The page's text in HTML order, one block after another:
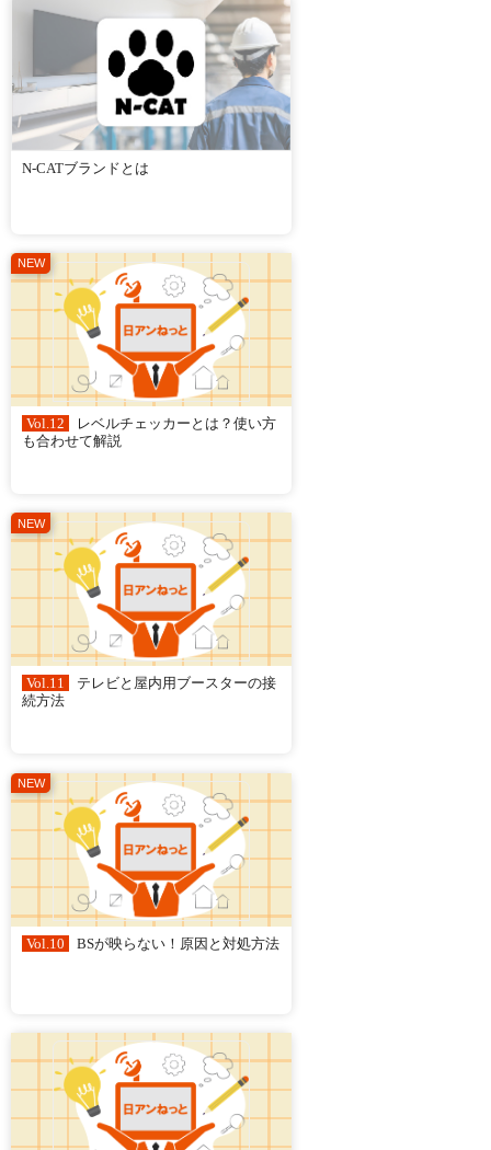
N-CATブランドとは
Vol.12
レベルチェッカーとは？使い方
も合わせて解説
Vol.11
テレビと屋内用ブースターの接
続方法
Vol.10 BSが映らない！原因と対処方法